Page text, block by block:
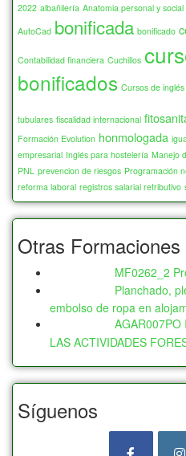
2022 albañilería Anatomia personal y social
AutoCad bonificada bonificado
Contabilidad financiera Cuchillos
bonificados Cursos de inglés
tubulares fiscalidad internacional
Formación Evolution honmologada
empresarial Inglés para hostelería Manejo
PNL prevencion de riesgos Programación
reforma laboral registros salarial retributivo
Otras Formaciones
MF0262_2
Planchado,
embolso de ropa en
AGAR007PO
LAS ACTIVIDADES
Síguenos